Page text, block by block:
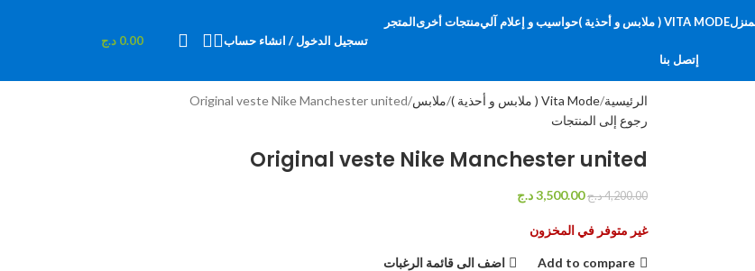
VITA MODE ( ملابس و أحذية ) حواسيب و إعلام آليمنتجات أخرىالمتجر
إتصل بنا
تسجيل الدخول / انشاء حساب 0.00 د.ج
الرئيسية Vita Mode ( ملابس و أحذية ) ملابس Original veste Nike Manchester united
رجوع إلى المنتجات
Original veste Nike Manchester united
4,200.00د.ج 3,500.00د.ج
غير متوفر في المخزون
Add to compare اضف الى قائمة الرغبات